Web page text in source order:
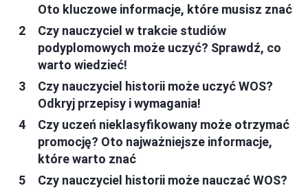
Oto kluczowe informacje, które musisz znać
Czy nauczyciel w trakcie studiów
podyplomowych może uczyć? Sprawdź, co
warto wiedzieć!
Czy nauczyciel historii może uczyć WOS?
Odkryj przepisy i wymagania!
Czy uczeń nieklasyfikowany może otrzymać
promocję? Oto najważniejsze informacje,
które warto znać
Czy nauczyciel historii może nauczać WOS?